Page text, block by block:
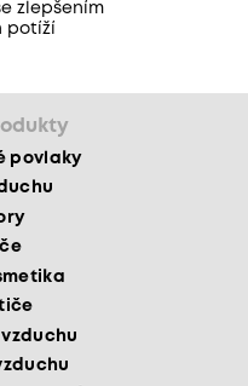
zlepšením
potíží
povlaky